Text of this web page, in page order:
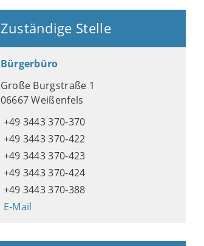
Zuständige Stelle
Bürgerbüro
Große Burgstraße 1
06667 Weißenfels
+49 3443 370-370
+49 3443 370-422
+49 3443 370-423
+49 3443 370-424
+49 3443 370-388
E-Mail